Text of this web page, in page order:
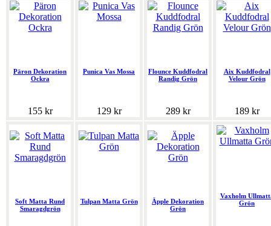
Päron Dekoration
Ockra
155 kr
Punica Vas Mossa
129 kr
Flounce Kuddfodral
Randig Grön
289 kr
Aix Kuddfodral
Velour Grön
189 kr
Soft Matta Rund
Smaragdgrön
Tulpan Matta Grön
Äpple Dekoration
Grön
Vaxholm
Grön